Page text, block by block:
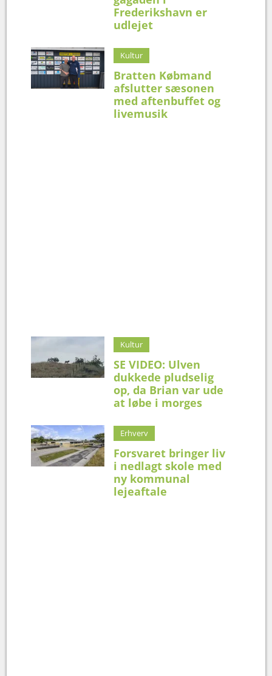
Frederikshavn er
udlejet
Kultur
Bratten Købmand
afslutter sæsonen
med aftenbuffet og
livemusik
Kultur
SE VIDEO: Ulven
dukkede pludselig
op, da Brian var ude
at løbe i morges
Erhverv
Forsvaret bringer liv
i nedlagt skole med
ny kommunal
lejeaftale